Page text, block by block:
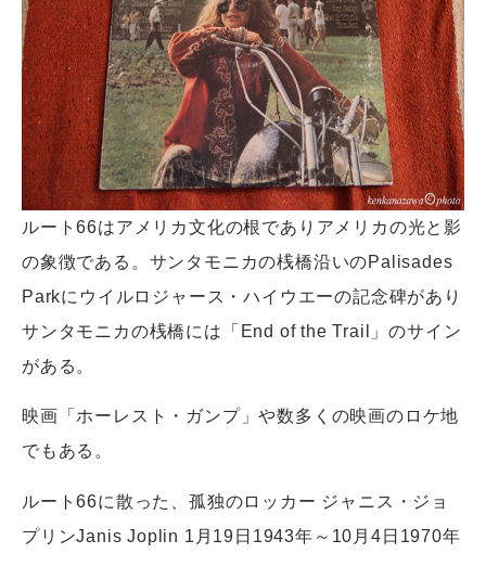
ルート66はアメリカ文化の根でありアメリカの光と影
の象徴である。サンタモニカの桟橋沿いのPalisades
Parkにウイルロジャース・ハイウエーの記念碑があり
サンタモニカの桟橋には「End of the Trail」のサイン
がある。
映画「ホーレスト・ガンプ」や数多くの映画のロケ地
でもある。
ルート66に散った、孤独のロッカー ジャニス・ジョ
プリンJanis Joplin 1月19日1943年～10月4日1970年